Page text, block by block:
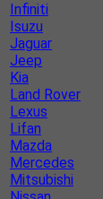
Infiniti
Isuzu
Jaguar
Jeep
Kia
Land Rover
Lexus
Lifan
Mazda
Mercedes
Mitsubishi